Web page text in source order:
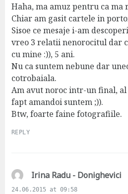
s
:
Haha, ma amuz pentru ca ma
Chiar am gasit cartele in
Sisoe ce mesaje i-am
vreo 3 relatii nenorocitul dar
cu mine :)), 5 ani.
Nu ca suntem nebune dar
cotrobaiala.
Am avut noroc intr-un final, al
fapt amandoi suntem ;)).
Btw, foarte faine fotografiile.
REPLY
Irina Radu - Donighevicis
24.06.2015 at 09:58